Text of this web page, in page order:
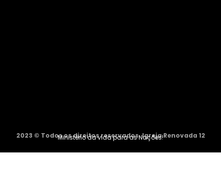
2023 © Todos os direitos reservados. Igreja Renovada 12
Ministério da vida para as Nações!